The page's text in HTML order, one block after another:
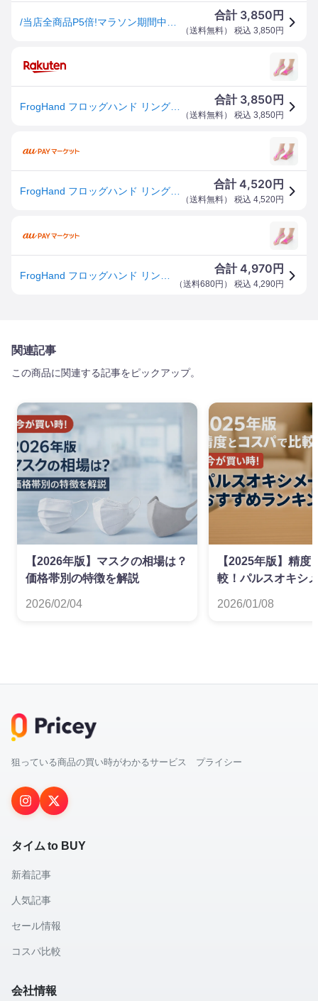
合計 3,850 円
（送料無料） 税込 3,850円
合計 3,850 円
（送料無料） 税込 3,850円
合計4,520 円
（送料無料） 税込 4,520円
合計4,970 円
（送料680円 ） 税込 4,290円
関連記事
この商品に関連する記事をピックアップ。
【2026年版】マスクの相場は？
価格帯別の特徴を解説
2026/02/04
【2025年版】精度
較！パルスオキシ
2026/01/08
狙っている商品の買い時がわかるサービス プライシー
タイム to BUY
新着記事
人気記事
セール情報
コスパ比較
会社情報